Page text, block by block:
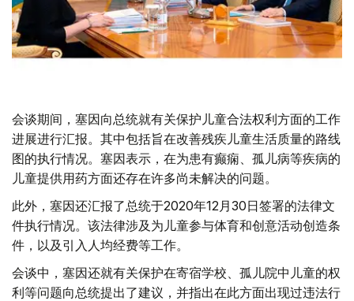
会谈期间，塞因向总统就有关保护儿童合法权利方面的工作
进展进行汇报。其中包括旨在改善残疾儿童生活质量的路线
图的执行情况。塞因表示，在为患有癫痫、孤儿病等疾病的
儿童提供用药方面还存在许多尚未解决的问题。
此外，塞因还汇报了总统于2020年12月30日签署的法律文
件执行情况。该法律涉及为儿童参与体育和创意活动创造条
件，以及引入人均经费等工作。
会谈中，塞因还就有关保护在寄宿学校、孤儿院中儿童的权
利等问题向总统提出了建议，并指出在此方面出现过违法行